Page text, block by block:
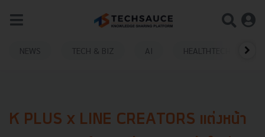
NEWS TECH & BIZ AI HEALTHTECH
K PLUS x LINE CREATORS แต่งหน้า